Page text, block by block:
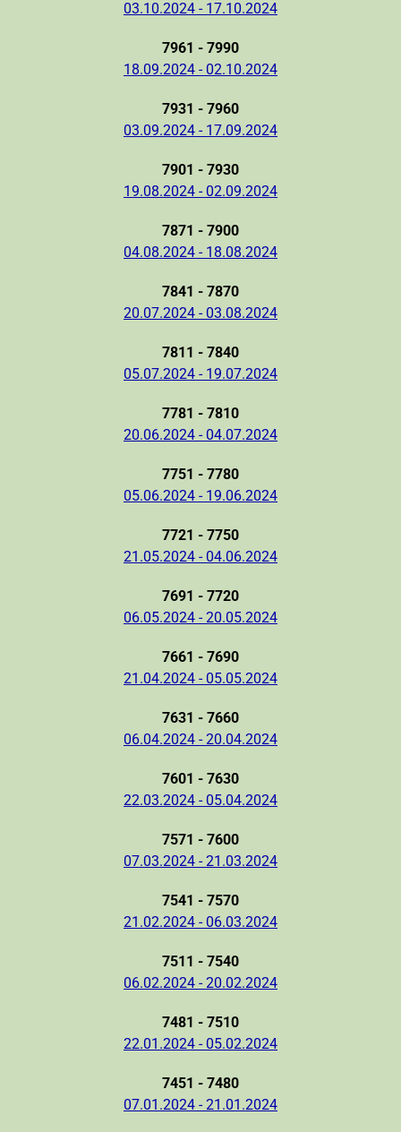
03.10.2024 - 17.10.2024
7961 - 7990
18.09.2024 - 02.10.2024
7931 - 7960
03.09.2024 - 17.09.2024
7901 - 7930
19.08.2024 - 02.09.2024
7871 - 7900
04.08.2024 - 18.08.2024
7841 - 7870
20.07.2024 - 03.08.2024
7811 - 7840
05.07.2024 - 19.07.2024
7781 - 7810
20.06.2024 - 04.07.2024
7751 - 7780
05.06.2024 - 19.06.2024
7721 - 7750
21.05.2024 - 04.06.2024
7691 - 7720
06.05.2024 - 20.05.2024
7661 - 7690
21.04.2024 - 05.05.2024
7631 - 7660
06.04.2024 - 20.04.2024
7601 - 7630
22.03.2024 - 05.04.2024
7571 - 7600
07.03.2024 - 21.03.2024
7541 - 7570
21.02.2024 - 06.03.2024
7511 - 7540
06.02.2024 - 20.02.2024
7481 - 7510
22.01.2024 - 05.02.2024
7451 - 7480
07.01.2024 - 21.01.2024